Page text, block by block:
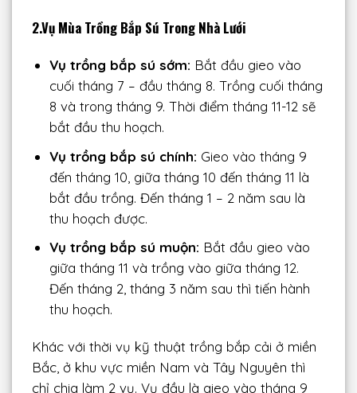
2.Vụ Mùa Trồng Bắp Sú Trong Nhà Lưới
Vụ trồng bắp sú sớm: Bắt đầu gieo vào
cuối tháng 7 – đầu tháng 8. Trồng cuối tháng
8 và trong tháng 9. Thời điểm tháng 11-12 sẽ
bắt đầu thu hoạch.
Vụ trồng bắp sú chính: Gieo vào tháng 9
đến tháng 10, giữa tháng 10 đến tháng 11 là
bắt đầu trồng. Đến tháng 1 – 2 năm sau là
thu hoạch được.
Vụ trồng bắp sú muộn: Bắt đầu gieo vào
giữa tháng 11 và trồng vào giữa tháng 12.
Đến tháng 2, tháng 3 năm sau thì tiến hành
thu hoạch.
Khác với thời vụ kỹ thuật trồng bắp cải ở miền
Bắc, ở khu vực miền Nam và Tây Nguyên thì
chỉ chia làm 2 vụ. Vụ đầu là gieo vào tháng 9